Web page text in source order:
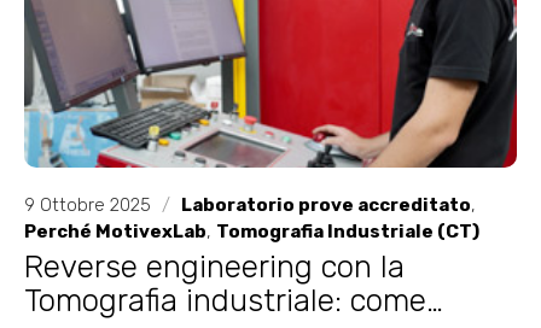
9 Ottobre 2025 / Laboratorio prove accreditato,
Perché MotivexLab, Tomografia Industriale (CT)
Reverse engineering con la
Tomografia industriale: come